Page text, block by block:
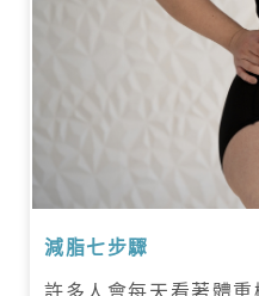
減脂七步驟
許多人會每天看著體